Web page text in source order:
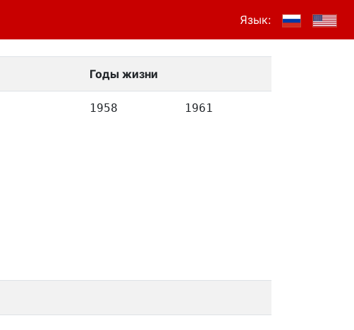
Язык:
Годы жизни
1958 1961